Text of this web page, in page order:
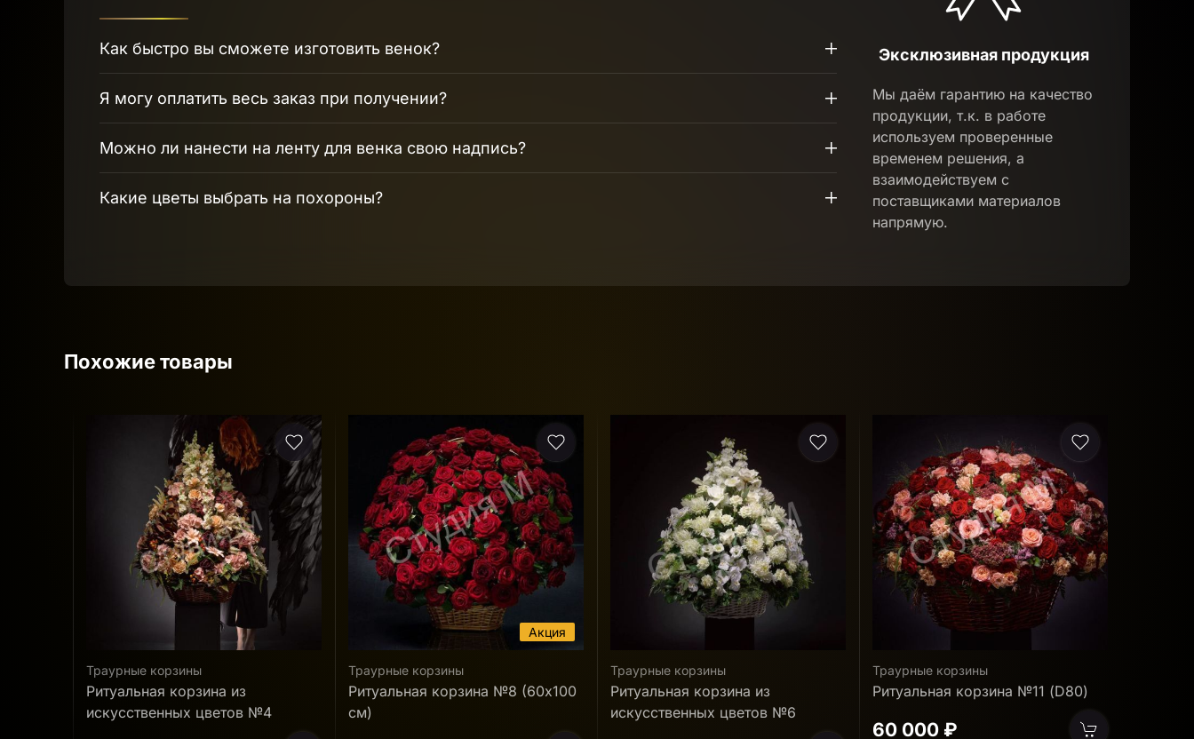
Как быстро вы сможете изготовить венок?
Я могу оплатить весь заказ при получении?
Можно ли нанести на ленту для венка свою надпись?
Какие цветы выбрать на похороны?
Эксклюзивная продукция
Мы даём гарантию на качество
продукции, т.к. в работе
используем проверенные
временем решения, а
взаимодействуем с
поставщиками материалов
напрямую.
Похожие товары
Траурные корзины
Ритуальная корзина №8 (60х100
см)
Траурные корзины
Ритуальная корзина из
искусственных цветов №6
Траурные корзины
Ритуальная корзина №11 (D80)
Траурные корзины
Ритуальная корзина №7 (D100)
82 500 ₽